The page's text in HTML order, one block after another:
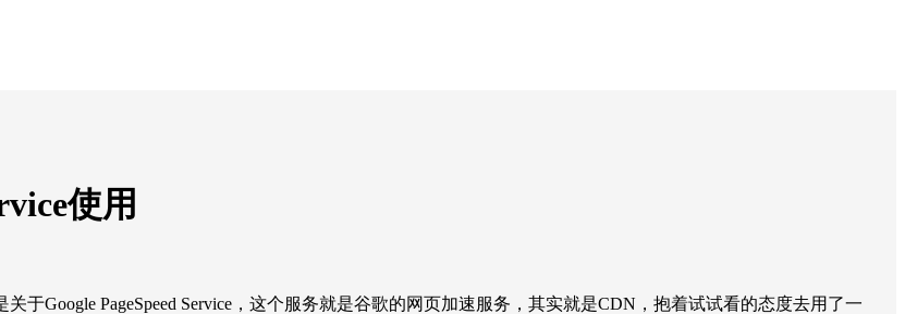
使用
关于Google PageSpeed Service，这个服务就是谷歌的网页加速服务，其实就是CDN，抱着试试看的态度去用了一